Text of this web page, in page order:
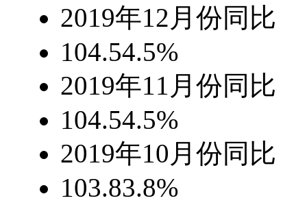
2019年12月份同比
104.54.5%
2019年11月份同比
104.54.5%
2019年10月份同比
103.83.8%